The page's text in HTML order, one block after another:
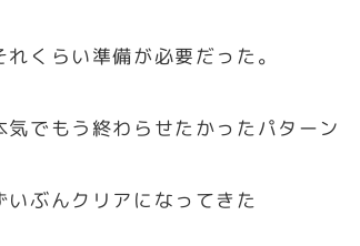
れくらい準備が必要だった。
気でもう終わらせたかったパターン
いぶんクリアになってきた